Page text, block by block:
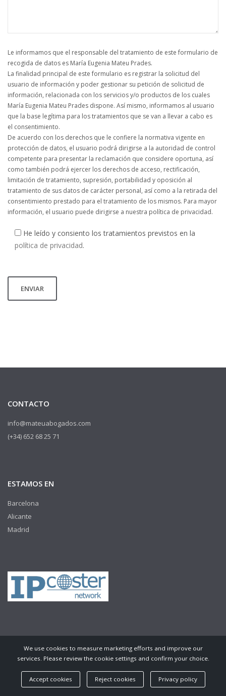
Le informamos que el responsable del tratamiento de este formulario de
recogida de datos es María Eugenia Mateu Prades.
La finalidad principal de este formulario es registrar la solicitud del
usuario de información y poder gestionar su petición de solicitud de
información, relacionada con los servicios y/o productos de los cuales
María Eugenia Mateu Prades dispone. Así mismo, informamos al usuario
que la base legítima para los tratamientos que se van a llevar a cabo es
el consentimiento.
De acuerdo con los derechos que le confiere la normativa vigente en
protección de datos, el usuario podrá dirigirse a la autoridad de control
competente para presentar la reclamación que considere oportuna, así
como también podrá ejercer los derechos de acceso, rectificación,
limitación de tratamiento, supresión, portabilidad y oposición al
tratamiento de sus datos de carácter personal, así como a la retirada del
consentimiento prestado para el tratamiento de los mismos. Para mayor
información, el usuario puede dirigirse a nuestra política de privacidad.
He leído y consiento los tratamientos previstos en la
política de privacidad.
CONTACTO
info@mateuabogados.com
(+34) 652 68 25 71
ESTAMOS EN
Barcelona
Alicante
Madrid
© Copyright 2016 Mateu&Prades · Todos los derechos reservados.
Créditos:Neorg
We use cookies to measure marketing efforts and improve our
services. Please review the cookie settings and confirm your choice.
Accept cookies Reject cookies Privacy policy